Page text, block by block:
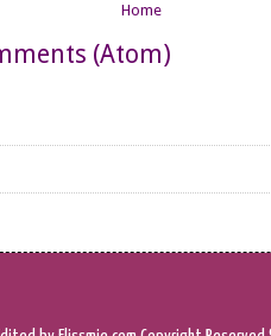
Home
(Atom)